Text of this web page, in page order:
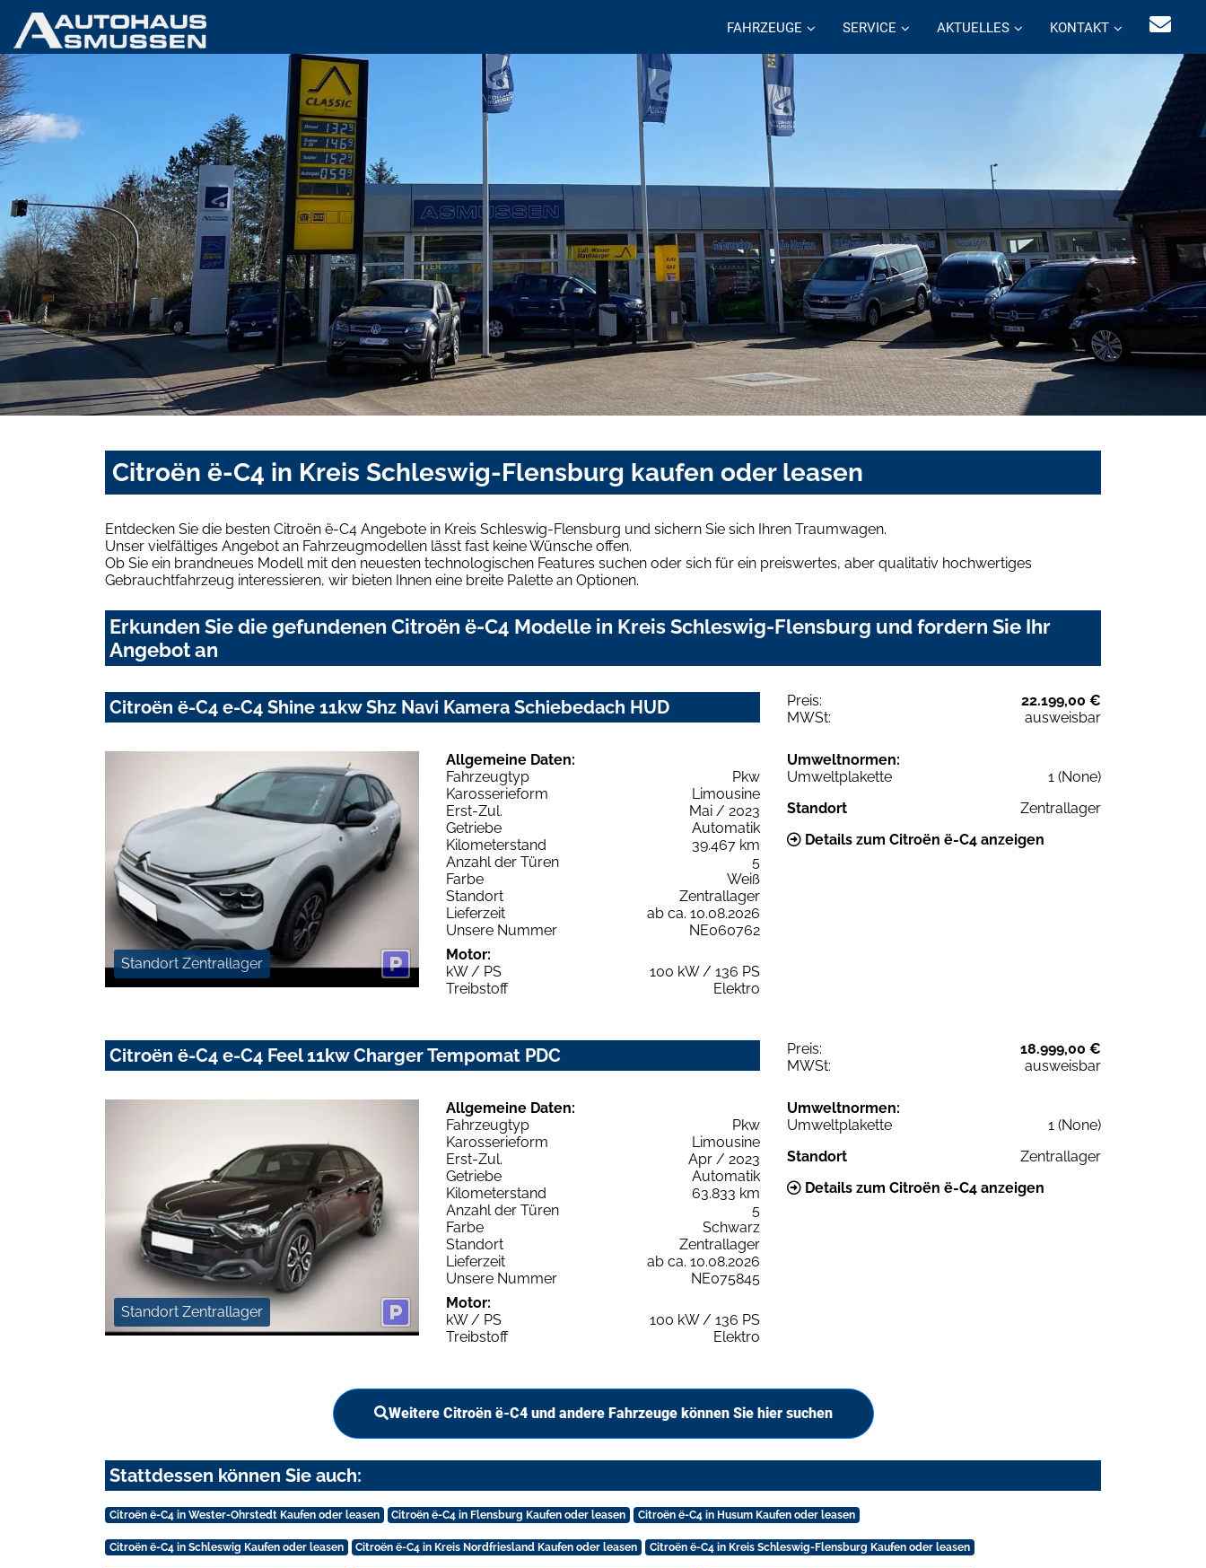
FAHRZEUGE SERVICE AKTUELLES KONTAKT
Citroën ë-C4 in Kreis Schleswig-Flensburg kaufen oder leasen
Entdecken Sie die besten Citroën ë-C4 Angebote in Kreis Schleswig-Flensburg und sichern Sie sich Ihren Traumwagen.
Unser vielfältiges Angebot an Fahrzeugmodellen lässt fast keine Wünsche offen.
Ob Sie ein brandneues Modell mit den neuesten technologischen Features suchen oder sich für ein preiswertes, aber qualitativ hochwertiges
Gebrauchtfahrzeug interessieren, wir bieten Ihnen eine breite Palette an Optionen.
Erkunden Sie die gefundenen Citroën ë-C4 Modelle in Kreis Schleswig-Flensburg und fordern Sie Ihr
Angebot an
Citroën ë-C4 e-C4 Shine 11kw Shz Navi Kamera Schiebedach HUD Preis:
22.199,00 €
MWSt:
ausweisbar
Standort Zentrallager
Allgemeine Daten:
Fahrzeugtyp
Pkw
Karosserieform
Limousine
Erst-Zul.
Mai / 2023
Getriebe
Automatik
Kilometerstand
39.467 km
Anzahl der Türen
5
Farbe
Weiß
Standort
Zentrallager
Lieferzeit
ab ca. 10.08.2026
Unsere Nummer
NE060762
Motor:
kW / PS
100 kW / 136 PS
Treibstoff
Elektro
Umweltnormen:
Umweltplakette
1 (None)
Standort
Zentrallager
Details zum Citroën ë-C4 anzeigen
Citroën ë-C4 e-C4 Feel 11kw Charger Tempomat PDC Preis:
18.999,00 €
MWSt:
ausweisbar
Standort Zentrallager
Allgemeine Daten:
Fahrzeugtyp
Pkw
Karosserieform
Limousine
Erst-Zul.
Apr / 2023
Getriebe
Automatik
Kilometerstand
63.833 km
Anzahl der Türen
5
Farbe
Schwarz
Standort
Zentrallager
Lieferzeit
ab ca. 10.08.2026
Unsere Nummer
NE075845
Motor:
kW / PS
100 kW / 136 PS
Treibstoff
Elektro
Umweltnormen:
Umweltplakette
1 (None)
Standort
Zentrallager
Details zum Citroën ë-C4 anzeigen
Weitere Citroën ë-C4 und andere Fahrzeuge können Sie hier suchen
Stattdessen können Sie auch:
Citroën ë-C4 in Wester-Ohrstedt Kaufen oder leasen Citroën ë-C4 in Flensburg Kaufen oder leasen Citroën ë-C4 in Husum Kaufen oder leasen
Citroën ë-C4 in Schleswig Kaufen oder leasen Citroën ë-C4 in Kreis Nordfriesland Kaufen oder leasen Citroën ë-C4 in Kreis Schleswig-Flensburg Kaufen oder leasen